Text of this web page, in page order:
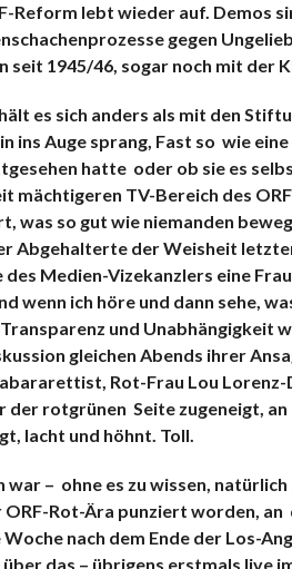
Reform lebt wieder auf. Demos
gegen
seit 1945/46, sogar noch mit der
es sich anders als mit den
ins Auge sprang, Fast so wie eine
hatte oder ob sie es
mächtigeren TV-Bereich des
was so gut wie niemanden
Abgehalterte der Weisheit
des Medien-Vizekanzlers eine
wenn ich höre und dann sehe,
und Unabhängigkeit
gleichen Abends ihrer
Rot-Frau Lou Lorenz-
der rotgrünen Seite zugeneigt,
lacht und höhnt. Toll.
war – ohne es zu wissen,
ORF-Rot-Ära punziert worden,
nach dem Ende der Los-
das – übrigens erstmals live